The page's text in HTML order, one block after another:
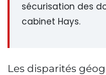
sécurisation des
cabinet Hays.
Les disparités